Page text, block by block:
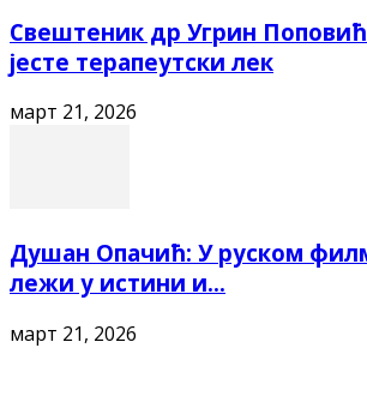
Свештеник др Угрин
јесте терапеутски лек
март 21, 2026
Душан Опачић: У руском
лежи у истини и...
март 21, 2026